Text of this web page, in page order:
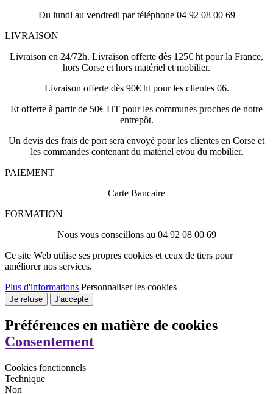
Du lundi au vendredi par téléphone 04 92 08 00 69
LIVRAISON
Livraison en 24/72h. Livraison offerte dès 125€ ht pour la France,
hors Corse et hors matériel et mobilier.
Livraison offerte dès 90€ ht pour les clientes 06.
Et offerte à partir de 50€ HT pour les communes proches de notre
entrepôt.
Un devis des frais de port sera envoyé pour les clientes en Corse et
les commandes contenant du matériel et/ou du mobilier.
PAIEMENT
Carte Bancaire
FORMATION
Nous vous conseillons au 04 92 08 00 69
Ce site Web utilise ses propres cookies et ceux de tiers pour
améliorer nos services.
Plus d'informations Personnaliser les cookies
Je refuse J'accepte
Préférences en matière de cookies
Consentement
Cookies fonctionnels
Technique
Non